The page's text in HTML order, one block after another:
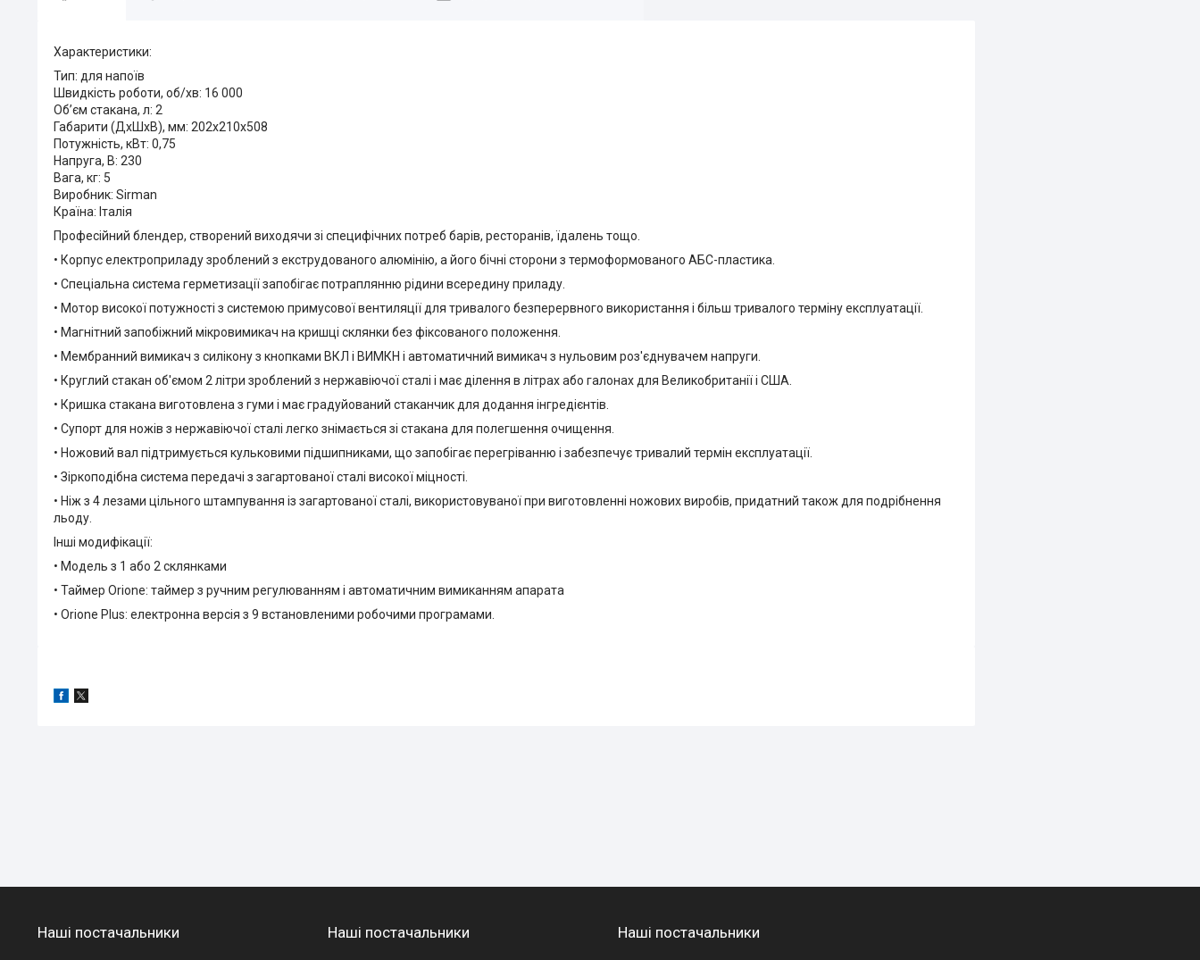
Характеристики:
Тип: для напоїв
Швидкість роботи, об/хв: 16 000
Об’єм стакана, л: 2
Габарити (ДхШхВ), мм: 202х210х508
Потужність, кВт: 0,75
Напруга, В: 230
Вага, кг: 5
Виробник: Sirman
Країна: Італія
Професійний блендер, створений виходячи зі специфічних потреб барів, ресторанів, їдалень тощо.
• Корпус електроприладу зроблений з екструдованого алюмінію, а його бічні сторони з термоформованого АБС-пластика.
• Спеціальна система герметизації запобігає потраплянню рідини всередину приладу.
• Мотор високої потужності з системою примусової вентиляції для тривалого безперервного використання і більш тривалого терміну експлуатації.
• Магнітний запобіжний мікровимикач на кришці склянки без фіксованого положення.
• Мембранний вимикач з силікону з кнопками ВКЛ і ВИМКН і автоматичний вимикач з нульовим роз'єднувачем напруги.
• Круглий стакан об'ємом 2 літри зроблений з нержавіючої сталі і має ділення в літрах або галонах для Великобританії і США.
• Кришка стакана виготовлена з гуми і має градуйований стаканчик для додання інгредієнтів.
• Супорт для ножів з нержавіючої сталі легко знімається зі стакана для полегшення очищення.
• Ножовий вал підтримується кульковими підшипниками, що запобігає перегріванню і забезпечує тривалий термін експлуатації.
• Зіркоподібна система передачі з загартованої сталі високої міцності.
• Ніж з 4 лезами цільного штампування із загартованої сталі, використовуваної при виготовленні ножових виробів, придатний також для подрібнення
льоду.
Інші модифікації:
• Модель з 1 або 2 склянками
• Таймер Orione: таймер з ручним регулюванням і автоматичним вимиканням апарата
• Orione Plus: електронна версія з 9 встановленими робочими програмами.
Наші постачальники Наші постачальники Наші постачальники